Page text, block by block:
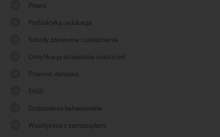
Prawo
Profilaktyka i edukacja
Szkody zdrowotne i uzależnienia
Certyfikacja terapeutów uzależnień
Przemoc domowa
FASD
Uzależnienia behawioralne
Współpraca z samorządami